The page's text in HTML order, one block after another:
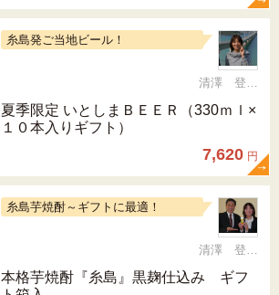
糸島発ご当地ビール！
清澤 登希子
夏季限定 いとしまＢＥＥＲ（330ｍｌ×
１０本入りギフト）
7,620 円
糸島芋焼酎～ギフトに最適！
清澤 登希子
本格芋焼酎『糸島』黒麹仕込み ギフ